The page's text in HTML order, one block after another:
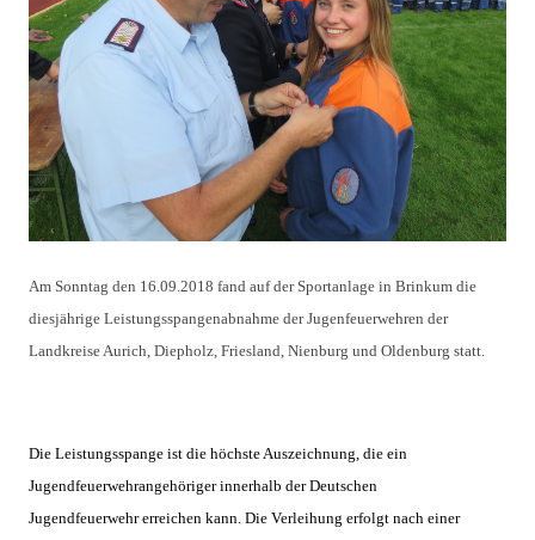
Am Sonntag den 16.09.2018 fand auf der Sportanlage in Brinkum die
diesjährige Leistungsspangenabnahme der Jugenfeuerwehren der
Landkreise Aurich, Diepholz, Friesland, Nienburg und Oldenburg statt.
Die Leistungsspange ist die höchste Auszeichnung, die ein
Jugendfeuerwehrangehöriger innerhalb der Deutschen
Jugendfeuerwehr erreichen kann. Die Verleihung erfolgt nach einer